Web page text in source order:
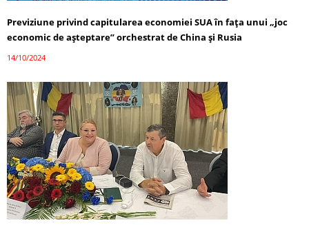
Previziune privind capitularea economiei SUA în fața unui „joc
economic de așteptare” orchestrat de China și Rusia
14/10/2024